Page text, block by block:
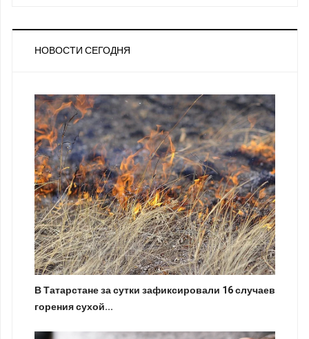
НОВОСТИ СЕГОДНЯ
В Татарстане за сутки зафиксировали 16 случаев
горения сухой...